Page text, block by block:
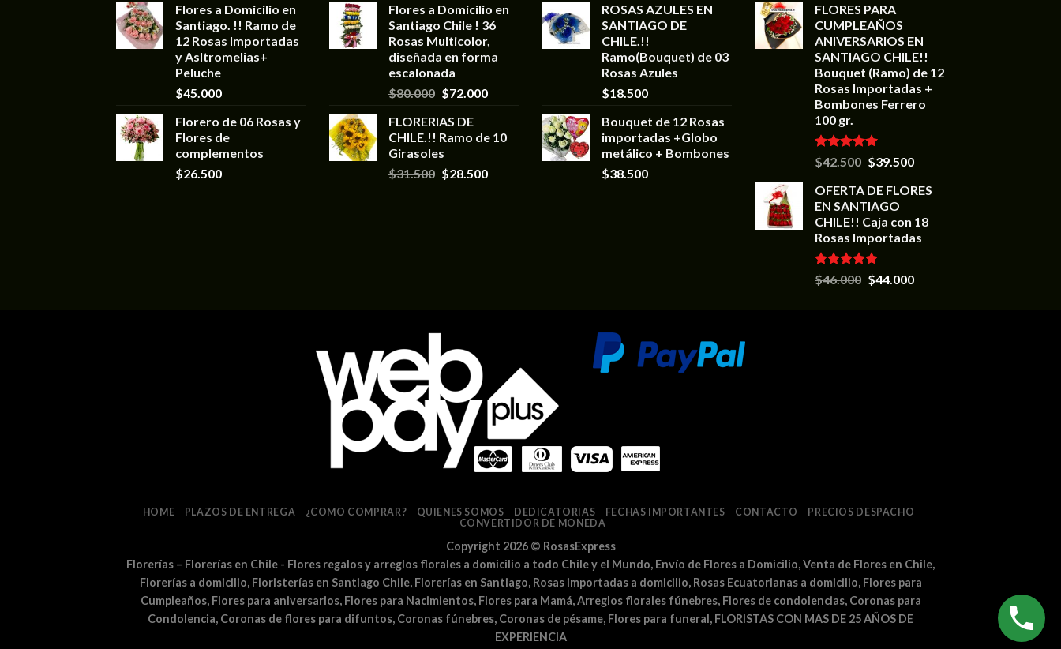
Flores a Domicilio en
Santiago. !! Ramo de
12 Rosas Importadas
y Asltromelias+
Peluche
$45.000
Florero de 06 Rosas y
Flores de
complementos
$26.500
Flores a Domicilio en
Santiago Chile ! 36
Rosas Multicolor,
diseñada en forma
escalonada
$80.000 $72.000
FLORERIAS DE
CHILE.!! Ramo de 10
Girasoles
$31.500 $28.500
ROSAS AZULES EN
SANTIAGO DE
CHILE.!!
Ramo(Bouquet) de 03
Rosas Azules
$18.500
Bouquet de 12 Rosas
importadas +Globo
metálico + Bombones
$38.500
FLORES PARA
CUMPLEAÑOS
ANIVERSARIOS EN
SANTIAGO CHILE!!
Bouquet (Ramo) de 12
Rosas Importadas +
Bombones Ferrero
100 gr.
Valorado en
5.00
$42.500 $39.500
OFERTA DE FLORES
EN SANTIAGO
CHILE!! Caja con 18
Rosas Importadas
Valorado en
5.00
$46.000 $44.000
HOME PLAZOS DE ENTREGA ¿COMO COMPRAR? QUIENES SOMOS DEDICATORIAS FECHAS IMPORTANTES CONTACTO
PRECIOS DESPACHO
CONVERTIDOR DE MONEDA
Copyright 2026 © RosasExpress
Florerías – Florerías en Chile - Flores regalos y arreglos florales a domicilio a todo Chile y el Mundo, Envío de Flores a Domicilio, Venta de Flores en Chile,
Florerías a domicilio, Floristerías en Santiago Chile, Florerías en Santiago, Rosas importadas a domicilio, Rosas Ecuatorianas a domicilio, Flores para
Cumpleaños, Flores para aniversarios, Flores para Nacimientos, Flores para Mamá, Arreglos florales fúnebres, Flores de condolencias, Coronas para
Condolencia, Coronas de flores para difuntos, Coronas fúnebres, Coronas de pésame, Flores para funeral, FLORISTAS CON MAS DE 25 AÑOS DE
EXPERIENCIA